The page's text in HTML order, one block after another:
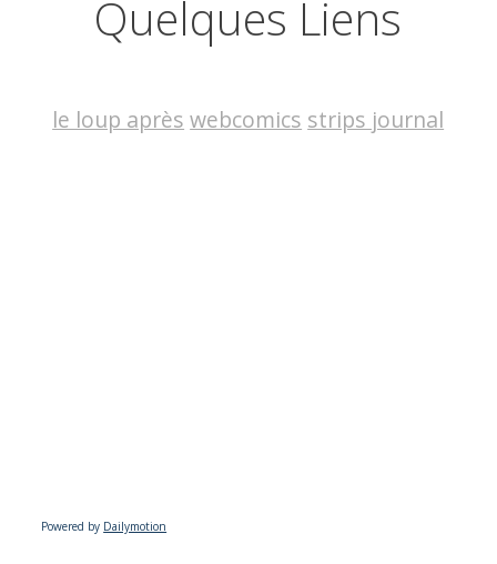
Quelques Liens
le loup après webcomics strips journal
Powered by Dailymotion